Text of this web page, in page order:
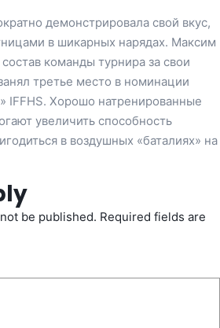
демонстрировала свой вкус,
в шикарных нарядах. Максим
команды турнира за свои
третье место в номинации
IFFHS. Хорошо натренированные
увеличить способность
в воздушных «баталиях» на
be published. Required fields are